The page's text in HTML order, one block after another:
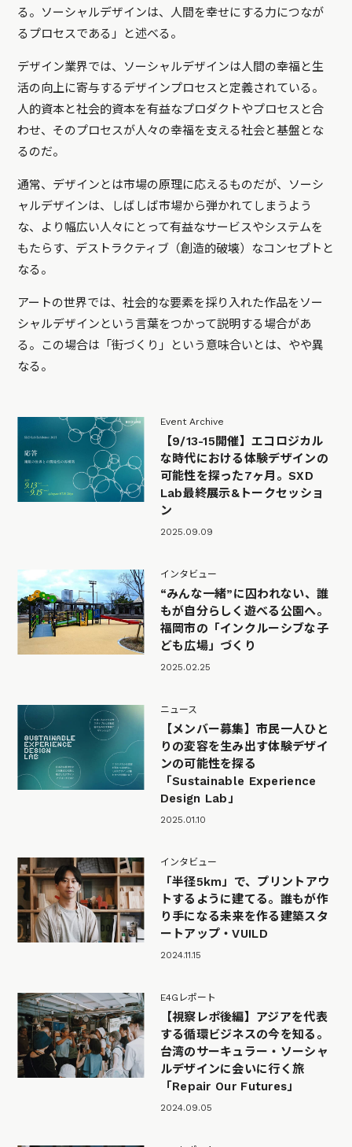
る。ソーシャルデザインは、人間を幸せにする力につなが
るプロセスである」と述べる。
デザイン業界では、ソーシャルデザインは人間の幸福と生
活の向上に寄与するデザインプロセスと定義されている。
人的資本と社会的資本を有益なプロダクトやプロセスと合
わせ、そのプロセスが人々の幸福を支える社会と基盤とな
るのだ。
通常、デザインとは市場の原理に応えるものだが、ソーシ
ャルデザインは、しばしば市場から弾かれてしまうよう
な、より幅広い人々にとって有益なサービスやシステムを
もたらす、デストラクティブ（創造的破壊）なコンセプトと
なる。
アートの世界では、社会的な要素を採り入れた作品をソー
シャルデザインという言葉をつかって説明する場合があ
る。この場合は「街づくり」という意味合いとは、やや異
なる。
Event Archive
【9/13-15開催】エコロジカル
な時代における体験デザインの
可能性を探った7ヶ月。SXD
Lab最終展示&トークセッショ
ン
2025.09.09
インタビュー
“みんな一緒”に囚われない、誰
もが自分らしく遊べる公園へ。
福岡市の「インクルーシブな子
ども広場」づくり
2025.02.25
ニュース
【メンバー募集】市民一人ひと
りの変容を生み出す体験デザイ
ンの可能性を探る
「Sustainable Experience
Design Lab」
2025.01.10
インタビュー
「半径5km」で、プリントアウ
トするように建てる。誰もが作
り手になる未来を作る建築スタ
ートアップ・VUILD
2024.11.15
E4Gレポート
【視察レポ後編】アジアを代表
する循環ビジネスの今を知る。
台湾のサーキュラー・ソーシャ
ルデザインに会いに行く旅
「Repair Our Futures」
2024.09.05